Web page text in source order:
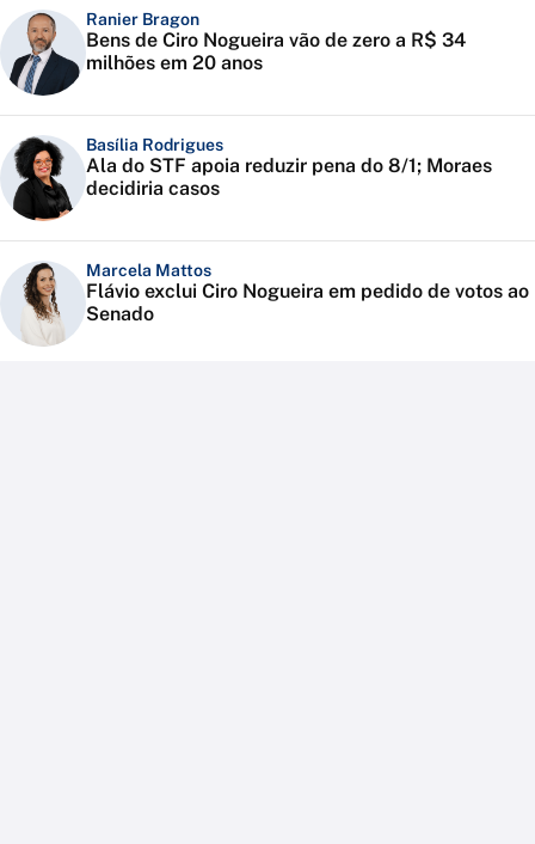
Ranier Bragon
Bens de Ciro Nogueira vão de zero a R$ 34
milhões em 20 anos
Basília Rodrigues
Ala do STF apoia reduzir pena do 8/1; Moraes
decidiria casos
Marcela Mattos
Flávio exclui Ciro Nogueira em pedido de votos ao
Senado